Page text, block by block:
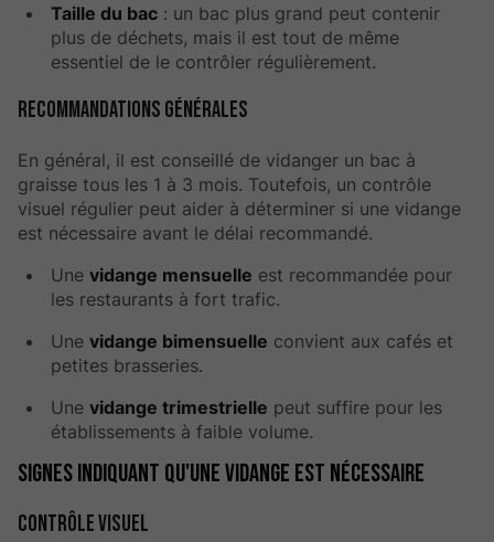
Taille du bac: un bac plus grand peut contenir
plus de déchets, mais il est tout de même
essentiel de le contrôler régulièrement.
Recommandations générales
En général, il est conseillé de vidanger un bac à
graisse tous les 1 à 3 mois. Toutefois, un contrôle
visuel régulier peut aider à déterminer si une vidange
est nécessaire avant le délai recommandé.
Une vidange mensuelle est recommandée pour
les restaurants à fort trafic.
Une vidange bimensuelle convient aux cafés et
petites brasseries.
Une vidange trimestrielle peut suffire pour les
établissements à faible volume.
Signes indiquant qu'une vidange est nécessaire
Contrôle visuel